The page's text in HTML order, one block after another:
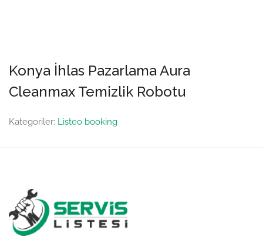
Konya İhlas Pazarlama Aura
Cleanmax Temizlik Robotu
Kategoriler: Listeo booking